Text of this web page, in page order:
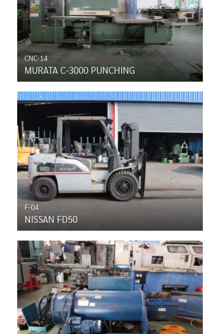
CNC-14
MURATA C-3000 PUNCHING
F-04
NISSAN FD50